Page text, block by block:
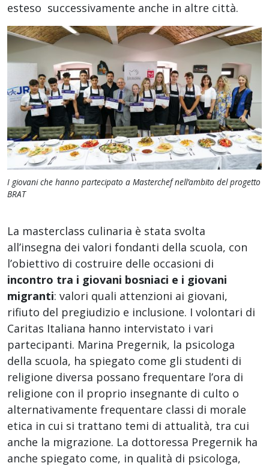
esteso successivamente anche in altre città.
I giovani che hanno partecipato a Masterchef nell’ambito del progetto
BRAT
La masterclass culinaria è stata svolta
all’insegna dei valori fondanti della scuola, con
l’obiettivo di costruire delle occasioni di
incontro tra i giovani bosniaci e i giovani
migranti: valori quali attenzioni ai giovani,
rifiuto del pregiudizio e inclusione. I volontari di
Caritas Italiana hanno intervistato i vari
partecipanti. Marina Pregernik, la psicologa
della scuola, ha spiegato come gli studenti di
religione diversa possano frequentare l’ora di
religione con il proprio insegnante di culto o
alternativamente frequentare classi di morale
etica in cui si trattano temi di attualità, tra cui
anche la migrazione. La dottoressa Pregernik ha
anche spiegato come, in qualità di psicologa,